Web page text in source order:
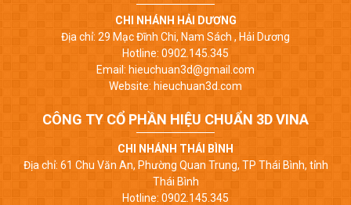
CHI NHÁNH HẢI DƯƠNG
Địa chỉ: 29 Mạc Đĩnh Chi, Nam Sách , Hải Dương
Hotline: 0902.145.345
Email: hieuchuan3d@gmail.com
Website: hieuchuan3d.com
CÔNG TY CỔ PHẦN HIỆU CHUẨN 3D VINA
CHI NHÁNH THÁI BÌNH
Địa chỉ: 61 Chu Văn An, Phường Quan Trung, TP Thái Bình, tỉnh
Thái Bình
Hotline: 0902.145.345